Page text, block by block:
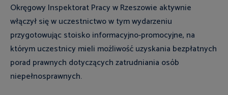
Okręgowy Inspektorat Pracy w Rzeszowie aktywnie
włączył się w uczestnictwo w tym wydarzeniu
przygotowując stoisko informacyjno-promocyjne, na
którym uczestnicy mieli możliwość uzyskania bezpłatnych
porad prawnych dotyczących zatrudniania osób
niepełnosprawnych.